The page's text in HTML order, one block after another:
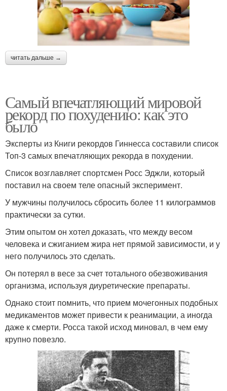
читать дальше →
Самый впечатляющий мировой
рекорд по похудению: как это
было
Эксперты из Книги рекордов Гиннесса составили список
Топ-3 самых впечатляющих рекорда в похудении.
Список возглавляет спортсмен Росс Эджли, который
поставил на своем теле опасный эксперимент.
У мужчины получилось сбросить более 11 килограммов
практически за сутки.
Этим опытом он хотел доказать, что между весом
человека и сжиганием жира нет прямой зависимости, и у
него получилось это сделать.
Он потерял в весе за счет тотального обезвоживания
организма, используя диуретические препараты.
Однако стоит помнить, что прием мочегонных подобных
медикаментов может привести к реанимации, а иногда
даже к смерти. Росса такой исход миновал, в чем ему
крупно повезло.